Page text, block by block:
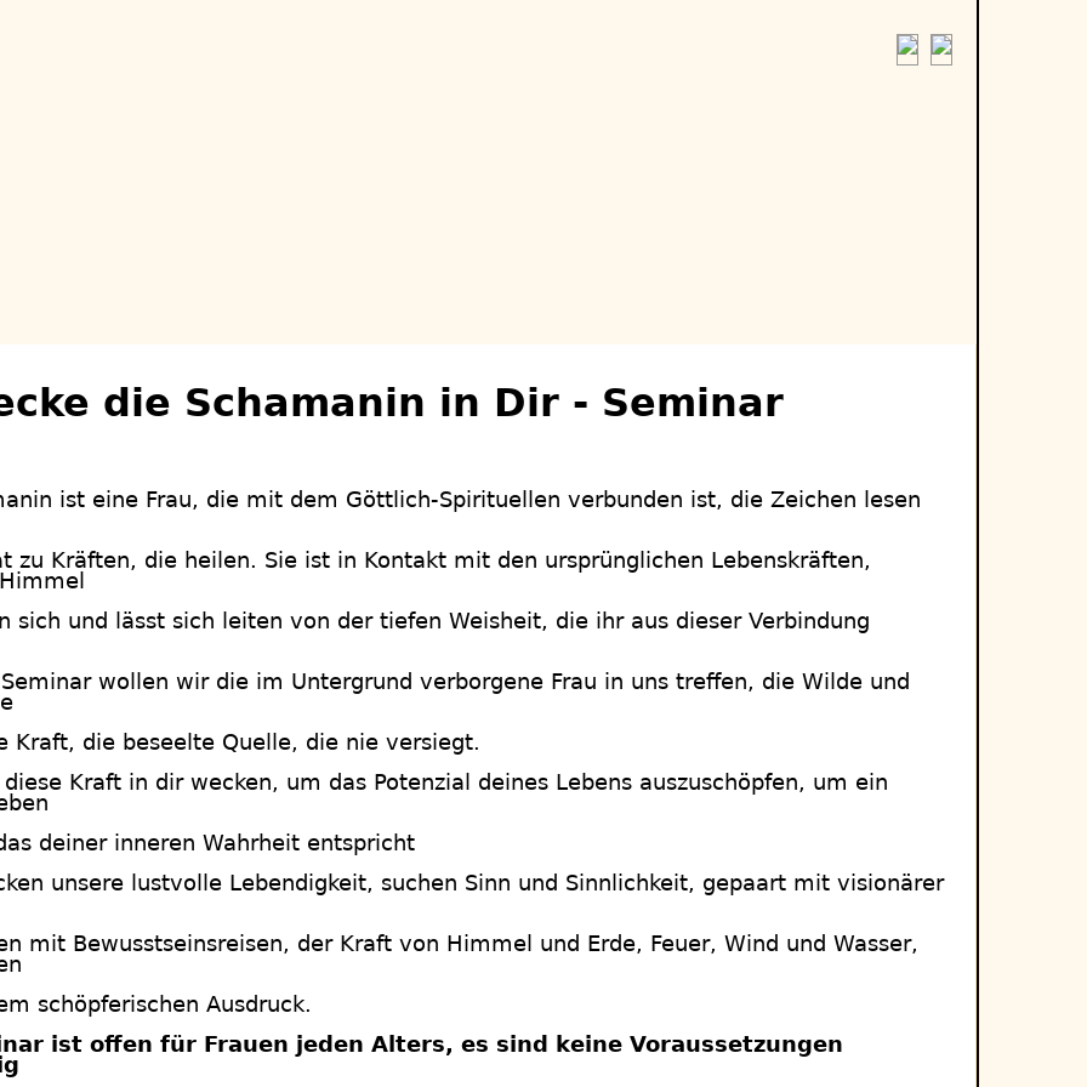
die Schamanin in Dir - Seminar
ist eine Frau, die mit dem Göttlich-Spirituellen verbunden ist, die Zeichen lesen
zu Kräften, die heilen. Sie ist in Kontakt mit den ursprünglichen Lebenskräften,
sich und lässt sich leiten von der tiefen Weisheit, die ihr aus dieser Verbindung
wollen wir die im Untergrund verborgene Frau in uns treffen, die Wilde und
Kraft, die beseelte Quelle, die nie versiegt.
Kraft in dir wecken, um das Potenzial deines Lebens auszuschöpfen, um ein
deiner inneren Wahrheit entspricht
unsere lustvolle Lebendigkeit, suchen Sinn und Sinnlichkeit, gepaart mit visionärer
mit Bewusstseinsreisen, der Kraft von Himmel und Erde, Feuer, Wind und Wasser,
schöpferischen Ausdruck.
ist offen für Frauen jeden Alters, es sind keine Voraussetzungen